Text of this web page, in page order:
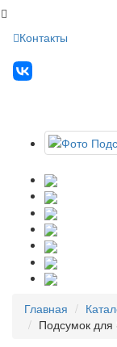
Контакты
Главная
Подсумок